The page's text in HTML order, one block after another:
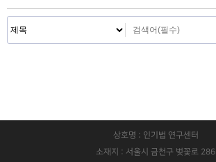
상호명 : 인기법 연구센터
소재지 : 서울시 금천구 벚꽃로 286